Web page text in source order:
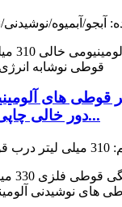
دور خالی چاپی فلزی ب...